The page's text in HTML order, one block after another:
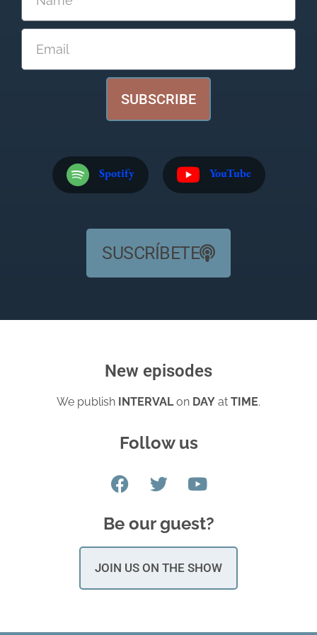
SUBSCRIBE
Spotify YouTube
SUSCRÍBETE
New episodes
We publish INTERVALon DAY at TIME.
Follow us
Be our guest?
JOIN US ON THE SHOW